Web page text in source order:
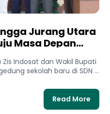
Jurang Utara
Masa Depan
Indosat dan Wakil Bupati
sekolah baru di SDN 1
Read More